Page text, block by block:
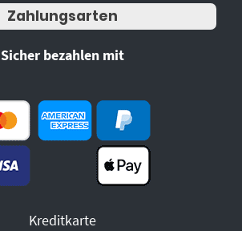
Zahlungsarten
Sicher bezahlen mit
Kreditkarte